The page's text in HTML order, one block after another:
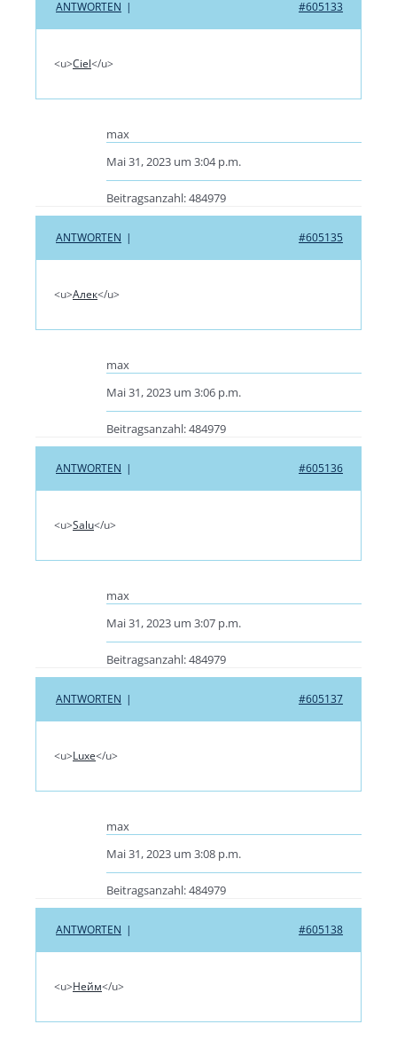
#605133
ANTWORTEN |
<u>Ciel</u>
max
Mai 31, 2023 um 3:04 p.m.
Beitragsanzahl: 484979
#605135
ANTWORTEN |
<u>Алек</u>
max
Mai 31, 2023 um 3:06 p.m.
Beitragsanzahl: 484979
#605136
ANTWORTEN |
<u>Salu</u>
max
Mai 31, 2023 um 3:07 p.m.
Beitragsanzahl: 484979
#605137
ANTWORTEN |
<u>Luxe</u>
max
Mai 31, 2023 um 3:08 p.m.
Beitragsanzahl: 484979
#605138
ANTWORTEN |
<u>Нейм</u>